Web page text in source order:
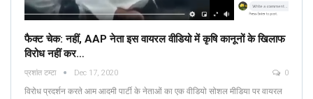
फैक्ट चेक: नहीं, AAP नेता इस वायरल वीडियो में कृषि कानूनों के खिलाफ
विरोध नहीं कर…
प्रशांत टम्टा Dec 17, 2020 0
विरोध प्रदर्शन करते आम आदमी पार्टी के नेताओं का एक वीडियो सोशल मीडिया पर वायरल